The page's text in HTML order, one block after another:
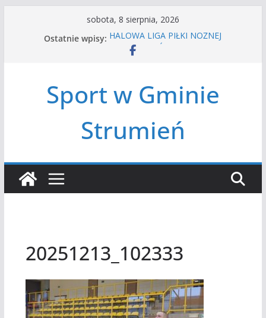
sobota, 8 sierpnia, 2026
Ostatnie wpisy: HALOWA LIGA PIŁKI NOŻNEJ
LATO W MIEŚCIE’2026
Czwórbój lekkoatletyczny
Sport w Gminie
Strumień
20251213_102333